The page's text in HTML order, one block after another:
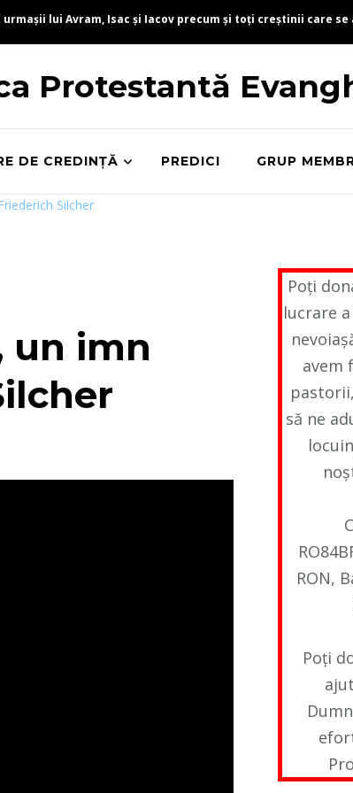
lui Avram, Isac și Iacov precum și toți creștinii care se
Protestantă
DE CREDINȚĂ PREDICI GRUP
Silcher
un imn
Poți
lucrare
avem
să ne
RON,
Poți